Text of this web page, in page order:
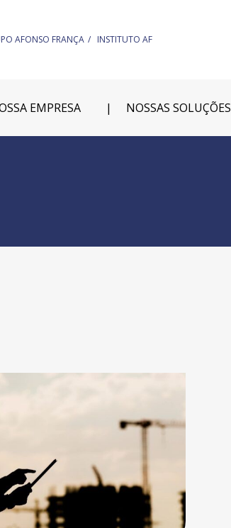
AFONSO FRANÇA INSTITUTO AF
EMPRESA NOSSAS SOLUÇÕES